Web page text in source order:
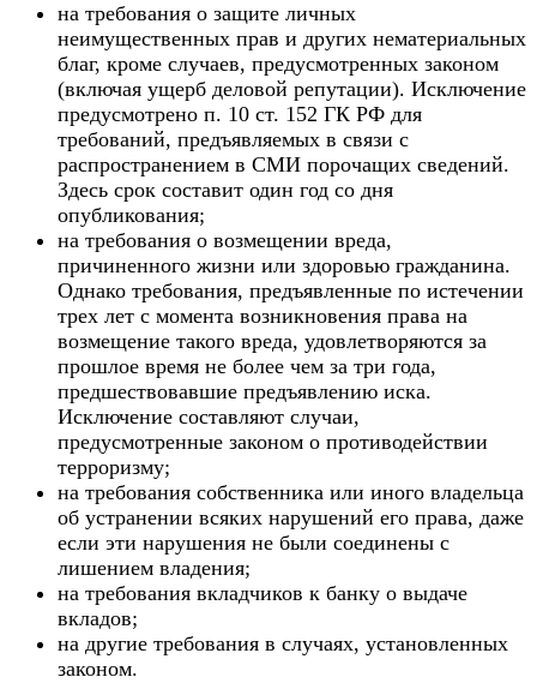
на требования о защите личных
неимущественных прав и других нематериальных
благ, кроме случаев, предусмотренных законом
(включая ущерб деловой репутации). Исключение
предусмотрено п. 10 ст. 152 ГК РФ для
требований, предъявляемых в связи с
распространением в СМИ порочащих сведений.
Здесь срок составит один год со дня
опубликования;
на требования о возмещении вреда,
причиненного жизни или здоровью гражданина.
Однако требования, предъявленные по истечении
трех лет с момента возникновения права на
возмещение такого вреда, удовлетворяются за
прошлое время не более чем за три года,
предшествовавшие предъявлению иска.
Исключение составляют случаи,
предусмотренные законом о противодействии
терроризму;
на требования собственника или иного владельца
об устранении всяких нарушений его права, даже
если эти нарушения не были соединены с
лишением владения;
на требования вкладчиков к банку о выдаче
вкладов;
на другие требования в случаях, установленных
законом.